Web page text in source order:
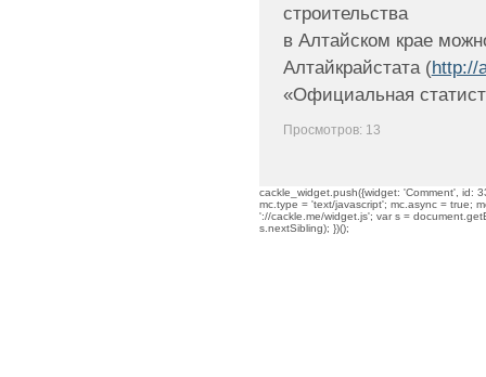
строительства
в Алтайском крае
Алтайкрайстата (http://
«Официальная
Просмотров: 13
cackle_widget.push({widget: 'Comment', id:
mc.type = 'text/javascript'; mc.async = true;
'://cackle.me/widget.js'; var s =
s.nextSibling); })();